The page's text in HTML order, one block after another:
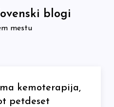
blogi
mestu
kemoterapija,
petdeset